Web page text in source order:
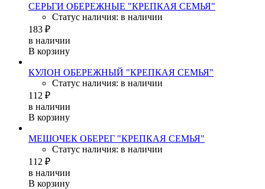
СЕРЬГИ ОБЕРЕЖНЫЕ "КРЕПКАЯ СЕМЬЯ"
Статус наличия: в наличии
183 ₽
в наличии
В корзину
КУЛОН ОБЕРЕЖНЫЙ "КРЕПКАЯ СЕМЬЯ"
Статус наличия: в наличии
112 ₽
в наличии
В корзину
МЕШОЧЕК ОБЕРЕГ "КРЕПКАЯ СЕМЬЯ"
Статус наличия: в наличии
112 ₽
в наличии
В корзину